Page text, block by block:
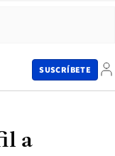
SUSCRÍBETE
a